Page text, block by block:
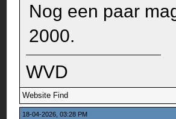
Nog een paar
2000.
WVD
Website Find
18-04-2026, 03:28 PM